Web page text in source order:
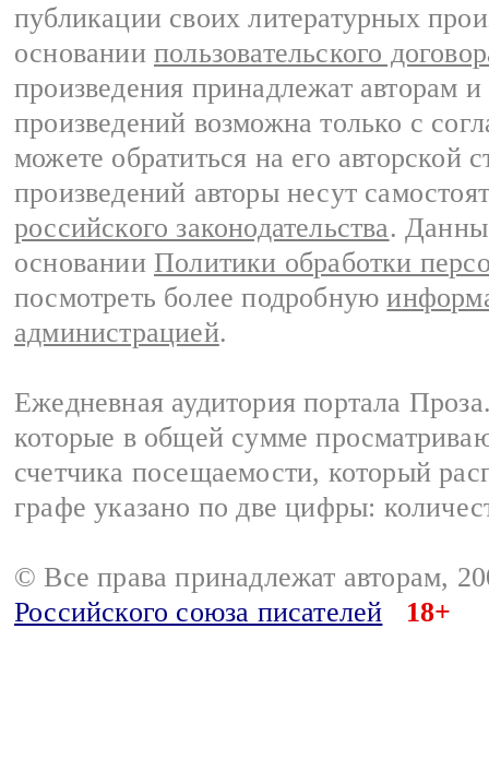
публикации своих литературных
основании пользовательского
произведения принадлежат авторам
произведений возможна только с
можете обратиться на его авторской
произведений авторы несут
российского законодательства.
основании Политики обработки
посмотреть более подробную
администрацией.
Ежедневная аудитория портала
которые в общей сумме
счетчика посещаемости, который
графе указано по две цифры:
© Все права принадлежат авторам,
Российского союза писателей
18+